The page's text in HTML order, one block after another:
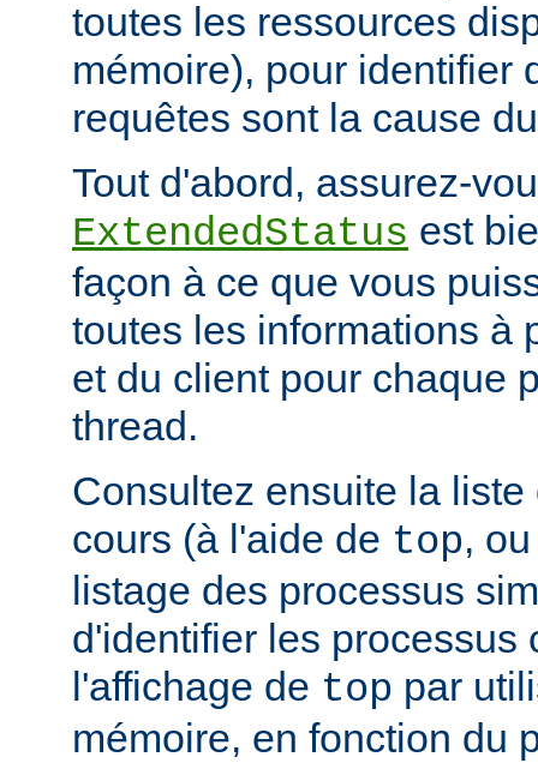
toutes les ressources
mémoire), pour identifier
requêtes sont la cause
Tout d'abord, assurez-
ExtendedStatus est
façon à ce que vous
toutes les informations à
et du client pour chaque
thread.
Consultez ensuite la
cours (à l'aide de top,
listage des processus
d'identifier les processus
l'affichage de top par
mémoire, en fonction du